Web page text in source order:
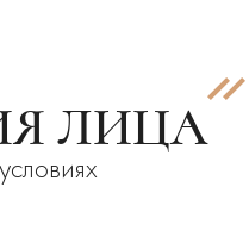
ЛИЦА